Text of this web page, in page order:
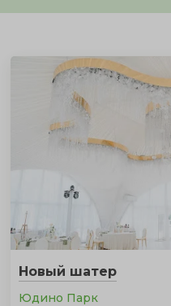
Новый шатер
Юдино Парк